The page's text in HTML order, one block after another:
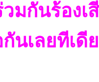
มกันร้องเ
นเลยทีเดี